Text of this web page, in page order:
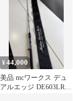
¥44,000
美品 mcワークス デュ
アルエッジ DE603LR/B